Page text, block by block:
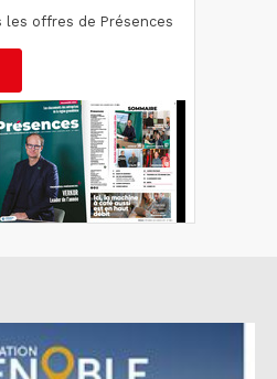
les offres de Présences